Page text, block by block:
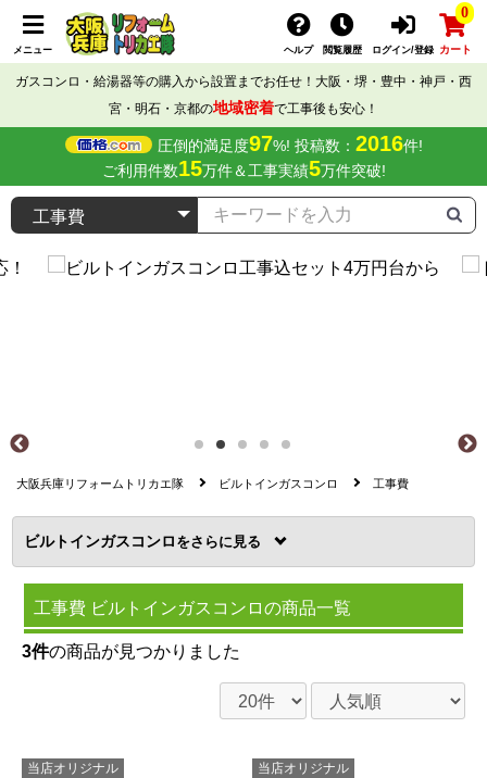
メニュー ヘルプ 閲覧履歴 ログイン/登録
0
カート
ガスコンロ・給湯器等の購入から設置までお任せ！大阪・堺・豊中・神戸・西
宮・明石・京都の地域密着で工事後も安心！
圧倒的満足度97%! 投稿数： 2016件!
ご利用件数15万件＆工事実績5万件突破!
大阪兵庫リフォームトリカエ隊 ビルトインガスコンロ 工事費
ビルトインガスコンロ を
工事費 ビルトインガスコンロの商品一覧
3件の商品が見つかりました
当店オリジナル
当店オリジナル